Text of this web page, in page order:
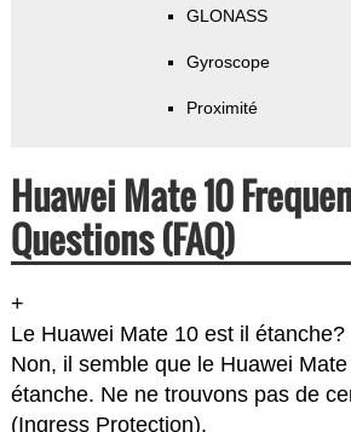
GLONASS
Gyroscope
Proximité
Huawei Mate 10
Questions (FAQ)
+
Le Huawei Mate 10 est il étanche?
Non, il semble que le Huawei
étanche. Ne ne trouvons pas de
(Ingress Protection).